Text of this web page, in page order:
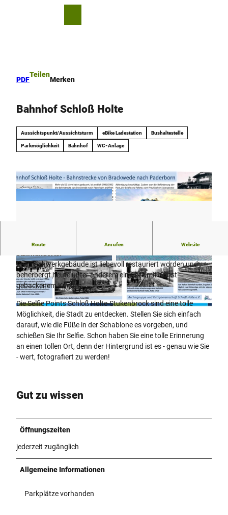
PDF
Teilen
Merken
Bahnhof Schloß Holte
Aussichtspunkt/Aussichtsturm eBike Ladestation Bushaltestelle
Parkmöglichkeit Bahnhof WC-Anlage
© © Teutoburger Wald_Stadt Schloß Holte-Stukenbrock_Archivgruppe Förderverein Industriemuseu
© Teutoburger_Wald_Stadt_Schloss_Holte-Stu
kenbrock, Stadt Schloß Holte-Stukenbrock |
CC-BY-SA
© Teutoburger Wald_Stadt Schloß Holte-Stuke
nbrock_PLideck, Pascal Liedeck
Route Anrufen Website
Der Bahnhof Schloß Holte stammt aus dem Anfang des 20.
Das Fachwerkgebäude ist liebevoll restauriert worden und
beherbergt heute unter anderem ein Café mit selbst
gebackenem Kuchen.
Die Selfie Points Schloß Holte-Stukenbrock sind eine tolle
Möglichkeit, die Stadt zu entdecken. Stellen Sie sich einfach
darauf, wie die Füße in der Schablone es vorgeben, und
schießen Sie Ihr Selfie. Schon haben Sie eine tolle Erinnerung
an einen tollen Ort, denn der Hintergrund ist es - genau wie Sie
- wert, fotografiert zu werden!
Gut zu wissen
Öffnungszeiten
jederzeit zugänglich
Allgemeine Informationen
Parkplätze vorhanden